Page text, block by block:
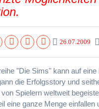
26.07.2009
"Die Sims" kann auf
die Erfolgsstory und
Spielern weltweit
eine ganze Menge